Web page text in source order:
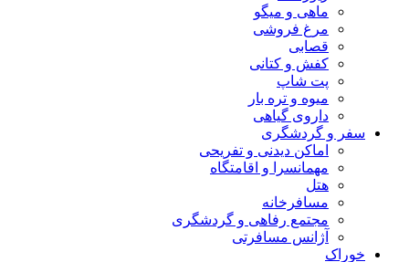
ماهی و میگو
مرغ فروشی
قصابی
کفش و کتانی
پت شاپ
میوه و تره بار
داروی گیاهی
سفر و گردشگری
اماکن دیدنی و تفریحی
مهمانسرا و اقامتگاه
هتل
مسافرخانه
مجتمع رفاهی و گردشگری
آژانس مسافرتی
خوراک